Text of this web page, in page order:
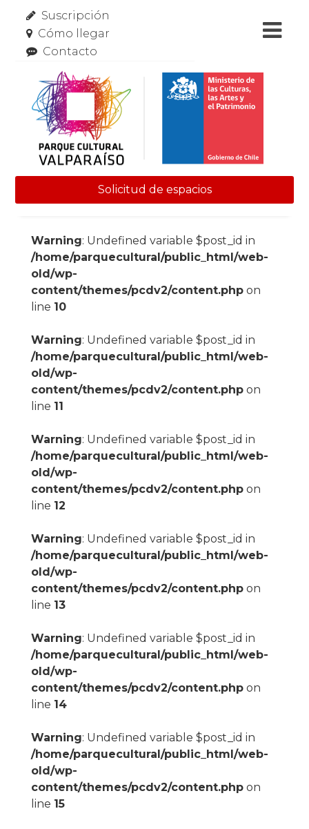
Suscripción
Cómo llegar
Contacto
Solicitud de espacios
Warning: Undefined variable $post_id in
/home/parquecultural/public_html/web-
old/wp-
content/themes/pcdv2/content.phpon
line 10
Warning: Undefined variable $post_id in
/home/parquecultural/public_html/web-
old/wp-
content/themes/pcdv2/content.phpon
line 11
Warning: Undefined variable $post_id in
/home/parquecultural/public_html/web-
old/wp-
content/themes/pcdv2/content.phpon
line 12
Warning: Undefined variable $post_id in
/home/parquecultural/public_html/web-
old/wp-
content/themes/pcdv2/content.phpon
line 13
Warning: Undefined variable $post_id in
/home/parquecultural/public_html/web-
old/wp-
content/themes/pcdv2/content.phpon
line 14
Warning: Undefined variable $post_id in
/home/parquecultural/public_html/web-
old/wp-
content/themes/pcdv2/content.phpon
line 15